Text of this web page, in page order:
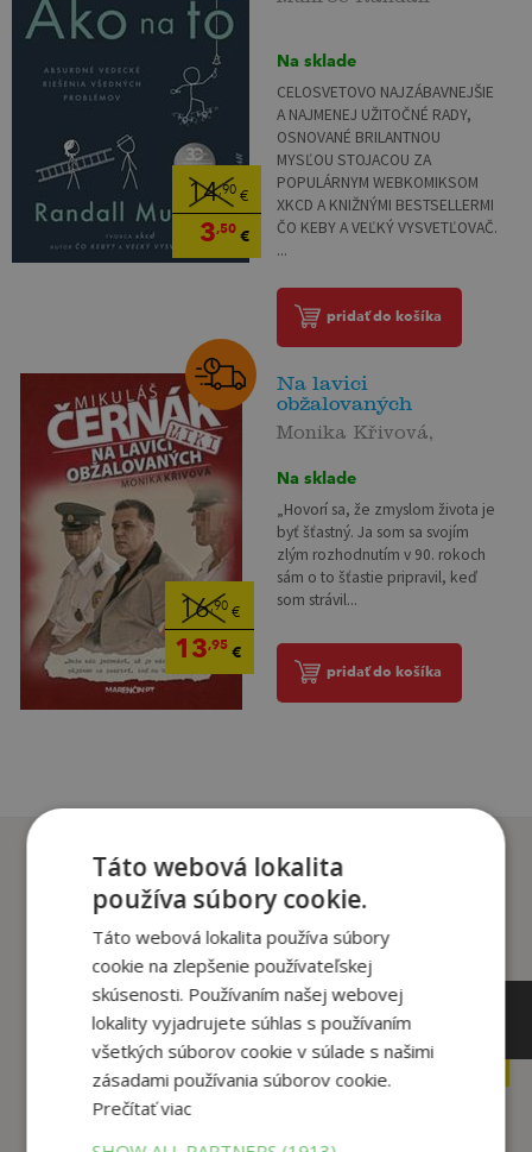
14,90€
3,50€
Na sklade
CELOSVETOVO NAJZÁBAVNEJŠIE
A NAJMENEJ UŽITOČNÉ RADY,
OSNOVANÉ BRILANTNOU
MYSĽOU STOJACOU ZA
POPULÁRNYM WEBKOMIKSOM
XKCD A KNIŽNÝMI BESTSELLERMI
ČO KEBY A VEĽKÝ VYSVETĽOVAČ.
...
pridať do košíka
16,90 €
13,95 €
Na lavici
obžalovaných
Monika Křivová,
Na sklade
„Hovorí sa, že zmyslom života je
byť šťastný. Ja som sa svojím
zlým rozhodnutím v 90. rokoch
sám o to šťastie pripravil, keď
som strávil...
pridať do košíka
Zákazníci, ktorí si kúpili
tento titul si tiež kúpili
3,50€
2,50
Táto webová lokalita
používa súbory cookie.
Táto webová lokalita používa súbory
cookie na zlepšenie používateľskej
skúsenosti. Používaním našej webovej
lokality vyjadrujete súhlas s používaním
všetkých súborov cookie v súlade s našimi
zásadami používania súborov cookie.
Prečítať viac